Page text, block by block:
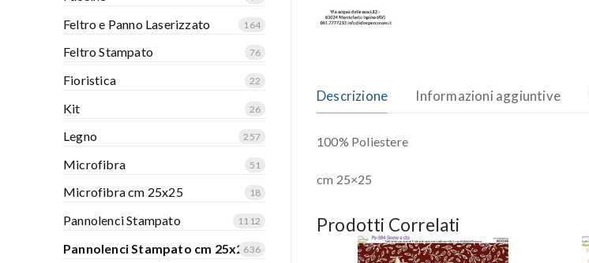
Descrizione Informazioni aggiuntive
100% Poliestere
cm 25×25
Prodotti Correlati
Feltro e Panno Laserizzato 164
Feltro Stampato 76
Fioristica 22
Kit 26
Legno 257
Microfibra 51
Microfibra cm 25x25 18
Pannolenci Stampato 1112
Pannolenci Stampato cm 25x25636